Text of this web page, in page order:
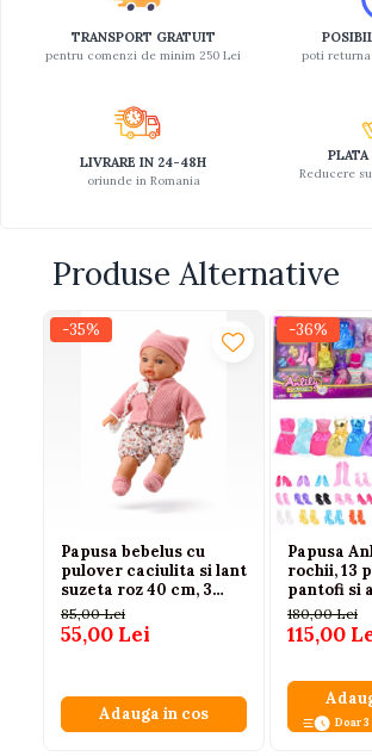
Seturi de doctor
Seturi de rufe
Trenuri cu sine
Vehicule de constructii
TRANSPORT GRATUIT
pentru comenzi de minim 250 Lei poti
LIVRARE IN 24-48H
oriunde in Romania
Reducere
Produse Alternative
-35%
Papusa bebelus cu
pulover caciulita si lant
suzeta roz 40 cm, 3
ani+
85,00 Lei
55,00 Lei
Adauga in cos
-36%
Papusa
rochii, 13
pantofi si
fashion
180,00 Lei
115,00
Doar